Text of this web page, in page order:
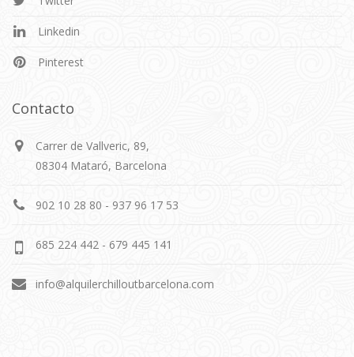
Linkedin
Pinterest
Contacto
Carrer de Vallveric, 89,
08304 Mataró, Barcelona
902 10 28 80 - 937 96 17 53
685 224 442 - 679 445 141
info@alquilerchilloutbarcelona.com